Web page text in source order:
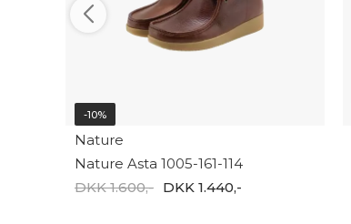
-10%
Nature
Nature Asta 1005-161-114
DKK 1.600,- DKK 1.440,-